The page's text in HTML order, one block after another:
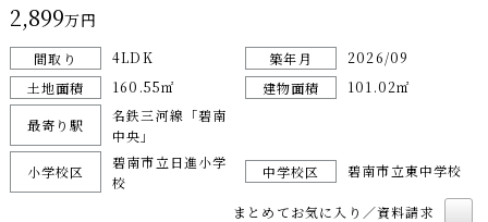
2,899万円
間取り 4LDK 築年月
2026/09
土地面積
160.55㎡ 建物面積 101.02㎡
最寄り駅
名鉄三河線「碧南
中央」
小学校区
碧南市立日進小学
校
中学校区 碧南市立東中学校
まとめてお気に入り／資料請求